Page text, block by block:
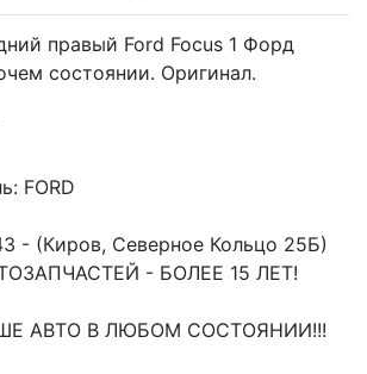
правый Ford Focus 1 Форд
состоянии. Оригинал.
FORD
- (Киров, Северное Кольцо 25Б)
- БОЛЕЕ 15 ЛЕТ!
АВТО В ЛЮБОМ СОСТОЯНИИ!!!